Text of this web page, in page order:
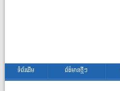
ទំព័រដើម ព័ត៌មានថ្មីៗ